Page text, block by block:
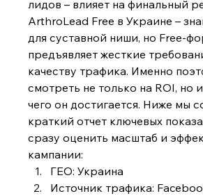
лидов – влияет на финальный
ArthroLead Free в Украине –
для суставной ниши, но Free-
предъявляет жесткие
качеству трафика. Именно
смотреть не только на ROI, но
чего он достигается. Ниже мы
краткий отчет ключевых
сразу оценить масштаб и
кампании:
ГЕО: Украина
Источник трафика: